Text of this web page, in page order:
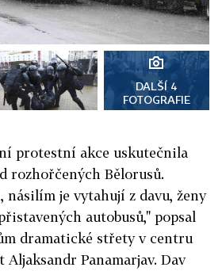
DALŠÍ 4
FOTOGRAFIE
protestní akce uskutečnila
rozhořčených Bělorusů.
násilím je vytahují z davu, ženy
autobusů," popsal
dramatické střety v centru
Panamarjav. Dav